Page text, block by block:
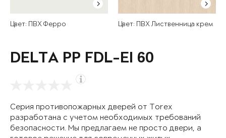
Цвет: ПВХ Ферро Цвет: ПВХ Лиственница крем
DELTA PP FDL-EI 60
Серия противопожарных дверей от Torex
разработана с учетом необходимых требований
безопасности. Мы предлагаем не просто двери, а